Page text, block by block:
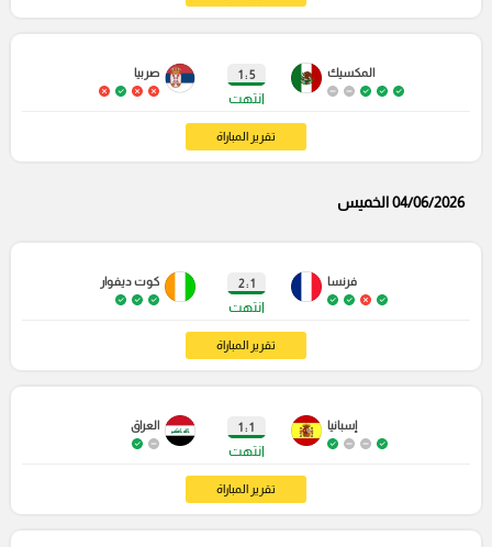
المكسيك 5 : 1
انتهت
صربيا
تقرير المباراة
04/06/2026 الخميس
فرنسا 1 : 2
انتهت
كوت ديفوار
تقرير المباراة
إسبانيا 1 : 1
انتهت
العراق
تقرير المباراة